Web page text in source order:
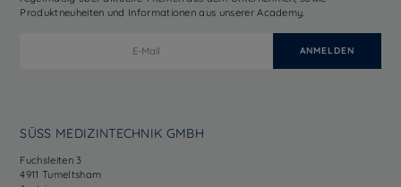
Produktneuheiten und Informationen aus unserer Academy.
SÜSS MEDIZINTECHNIK GMBH
Fuchsleiten 3
4911 Tumeltsham